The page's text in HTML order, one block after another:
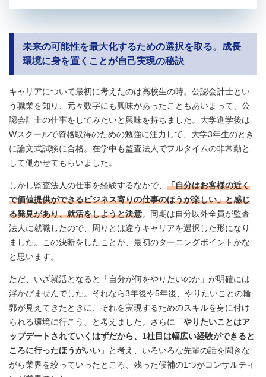
未来の可能性を最大化するための選択を取る。成長
環境に身を置くことが自己実現の秘訣
キャリアについて最初に考えたのは高校生の時。公認会計士とい
う職業を知り、元々数字にも興味があったこともあいまって、公
認会計士の仕事をしてみたいと興味を持ちました。大学進学後は
Wスクールで資格取得のための勉強に注力して、大学3年生のとき
に論文式試験に合格。在学中も監査法人でフルタイムの非常勤と
して働かせてもらいました。
しかし監査法人の仕事を経験するなかで、 「自分はお客様の近く
で価値提供ができるビジネス寄りの仕事のほうが楽しい」と感じ
る発見があり、就活をしようと決意。同期は自分以外全員が監査
法人に就職したので、周りとは違うキャリアを選択した形になり
ました。この決断をしたことが、最初のターニングポイントかな
と思います。
ただ、いざ就活となると「自分が何をやりたいのか」が明確には
浮かびませんでした。それなら3年後や5年後、やりたいことの輪
郭が見えてきたときに、それを実現するためのスキルを身に付け
られる環境に行こう、と考えました。さらに「やりたいことはア
ップデートされていくはずだから、1社目は幅広い経験ができると
ころに行ったほうがいい 」と考え、いろいろな先輩の話を聞きな
がら業界を絞っていったところ、残った候補の1つがコンサルティ